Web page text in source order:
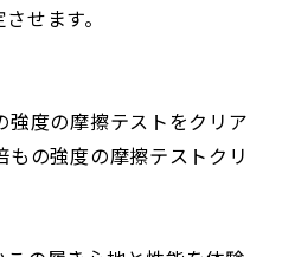
せます。
度の摩擦テストをクリア
の強度の摩擦テストクリ